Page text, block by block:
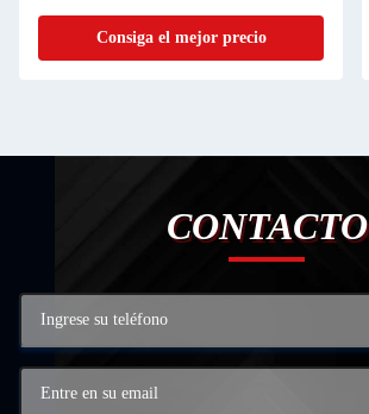
Consiga el mejor precio
CONTACTO